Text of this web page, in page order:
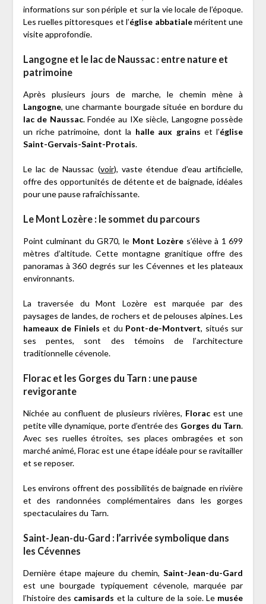
informations sur son périple et sur la vie locale de l’époque.
Les ruelles pittoresques et l’église abbatialeméritent une
visite approfondie.
Langogne et le lac de Naussac : entre nature et
patrimoine
Après plusieurs jours de marche, le chemin mène à
Langogne, une charmante bourgade située en bordure du
lac de Naussac. Fondée au IXe siècle, Langogne possède
un riche patrimoine, dont la halle aux grains et l’église
Saint-Gervais-Saint-Protais.
Le lac de Naussac (voir), vaste étendue d’eau artificielle,
offre des opportunités de détente et de baignade, idéales
pour une pause rafraîchissante.
Le Mont Lozère : le sommet du parcours
Point culminant du GR70, le Mont Lozère s’élève à 1 699
mètres d’altitude. Cette montagne granitique offre des
panoramas à 360 degrés sur les Cévennes et les plateaux
environnants.
La traversée du Mont Lozère est marquée par des
paysages de landes, de rochers et de pelouses alpines. Les
hameaux de Finiels et du Pont-de-Montvert, situés sur
ses pentes, sont des témoins de l’architecture
traditionnelle cévenole.
Florac et les Gorges du Tarn : une pause
revigorante
Nichée au confluent de plusieurs rivières, Florac est une
petite ville dynamique, porte d’entrée des Gorges du Tarn.
Avec ses ruelles étroites, ses places ombragées et son
marché animé, Florac est une étape idéale pour se ravitailler
et se reposer.
Les environs offrent des possibilités de baignade en rivière
et des randonnées complémentaires dans les gorges
spectaculaires du Tarn.
Saint-Jean-du-Gard : l’arrivée symbolique dans
les Cévennes
Dernière étape majeure du chemin,Saint-Jean-du-Gard
est une bourgade typiquement cévenole, marquée par
l’histoire des camisards et la culture de la soie. Le musée